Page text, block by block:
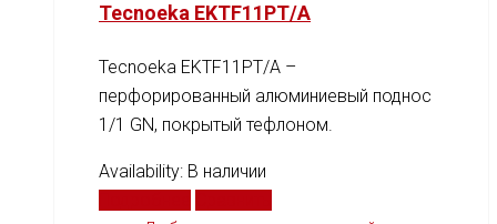
Tecnoeka EKTF11PT/A
Tecnoeka EKTF11PT/A –
перфорированный алюминиевый поднос
1/1 GN, покрытый тефлоном.
Availability: В наличии